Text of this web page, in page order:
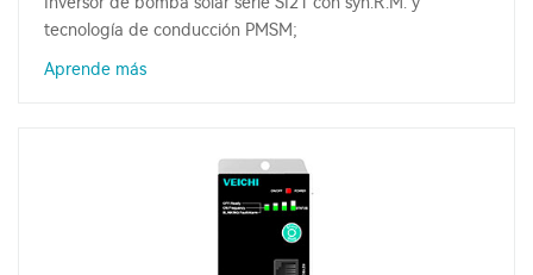
tecnología de conducción PMSM;
Aprende más